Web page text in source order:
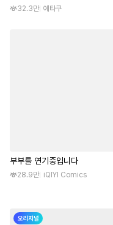
32.3만 예타쿠
부부를 연기중입니다
28.9만 iQIYI Comics